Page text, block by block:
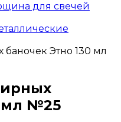
для свечей
Этно 130 мл
мл №25